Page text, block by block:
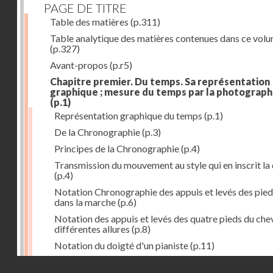
PAGE DE TITRE
Table des matières (p.311)
Table analytique des matières contenues dans ce
(p.327)
Avant-propos (p.r5)
Chapitre premier. Du temps. Sa représentation
graphique ; mesure du temps par la
(p.1)
Représentation graphique du temps (p.1)
De la Chronographie(p.3)
Principes de la Chronographie(p.4)
Transmission du mouvement au style qui en inscrit la
(p.4)
Notation Chronographie des appuis et levés des
dans la marche(p.6)
Notation des appuis et levés des quatre pieds du
différentes allures (p.8)
Notation du doigté d'un pianiste(p.11)